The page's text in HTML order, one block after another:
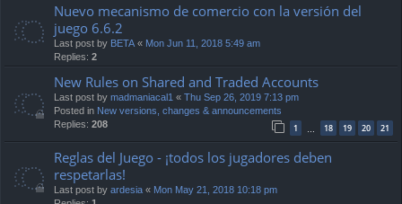
Nuevo mecanismo de comercio con la versión del
juego 6.6.2
Last post by BETA « Mon Jun 11, 2018 5:49 am
Replies: 2
New Rules on Shared and Traded Accounts
Last post by madmaniacal1 « Thu Sep 26, 2019 7:13 pm
Posted in New versions, changes & announcements
Replies: 208 1 … 18 19 20 21
Reglas del Juego - ¡todos los jugadores deben
respetarlas!
Last post by ardesia « Mon May 21, 2018 10:18 pm